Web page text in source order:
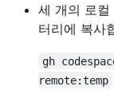
세 개의 로
터리에 복사
gh
remote:temp